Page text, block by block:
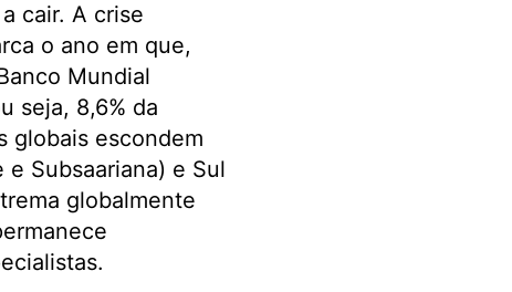
cair. A crise
o ano em que,
Mundial
seja, 8,6% da
globais escondem
Subsaariana) e Sul
globalmente